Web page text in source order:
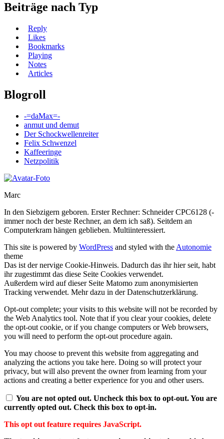
Beiträge nach Typ
Reply
Likes
Bookmarks
Playing
Notes
Articles
Blogroll
-=daMax=-
anmut und demut
Der Schockwellenreiter
Felix Schwenzel
Kaffeeringe
Netzpolitik
Marc
In den Siebzigern geboren. Erster Rechner: Schneider CPC6128 (-
immer noch der beste Rechner, an dem ich saß). Seitdem an
Computerkram hängen geblieben. Multiinteressiert.
This site is powered by WordPress and styled with the Autonomie
theme
Das ist der nervige Cookie-Hinweis. Dadurch das ihr hier seit, habt
ihr zugestimmt das diese Seite Cookies verwendet.
Außerdem wird auf dieser Seite Matomo zum anonymisierten
Tracking verwendet. Mehr dazu in der Datenschutzerklärung.
Opt-out complete; your visits to this website will not be recorded by
the Web Analytics tool. Note that if you clear your cookies, delete
the opt-out cookie, or if you change computers or Web browsers,
you will need to perform the opt-out procedure again.
You may choose to prevent this website from aggregating and
analyzing the actions you take here. Doing so will protect your
privacy, but will also prevent the owner from learning from your
actions and creating a better experience for you and other users.
You are not opted out. Uncheck this box to opt-out.You are
currently opted out. Check this box to opt-in.
This opt out feature requires JavaScript.